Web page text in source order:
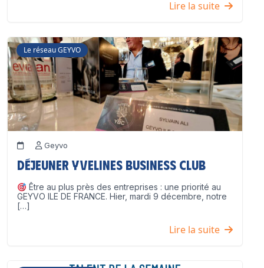
Lire la suite
Le réseau GEYVO
Geyvo
Déjeuner Yvelines Business Club
Être au plus près des entreprises : une priorité au
GEYVO ILE DE FRANCE. Hier, mardi 9 décembre, notre
[…]
Lire la suite